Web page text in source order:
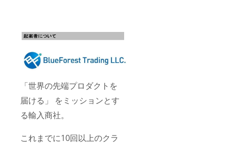
「世界の先端プロダクトを
届ける」 をミッションとす
る輸入商社。
これまでに10回以上のクラ